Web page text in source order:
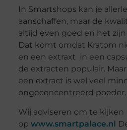
In Smartshops kan je
aanschaffen, maar de
altijd even goed en het
Dat komt omdat Kratom
en een extraxt in een
de extracten populair.
een extract is wel veel
ongeconcentreerd poeder.
Wij adviseren om te kijken
op www.smartpalace.nl